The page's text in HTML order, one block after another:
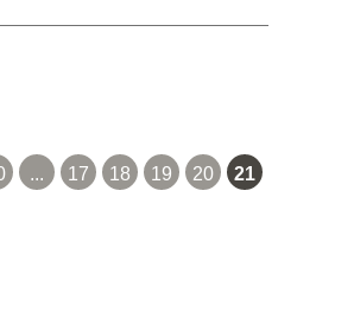
17 18 19 20 21